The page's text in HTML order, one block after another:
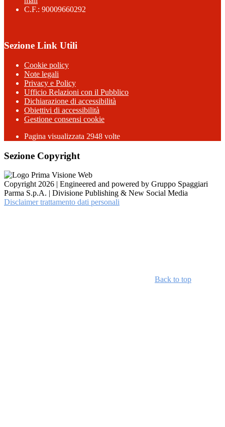
C.F.: 90009660292
Sezione Link Utili
Cookie policy
Note legali
Privacy e Policy
Ufficio Relazioni con il Pubblico
Dichiarazione di accessibilità
Obiettivi di accessibilità
Gestione consensi cookie
Pagina visualizzata 2948 volte
Sezione Copyright
Copyright 2026 | Engineered and powered by Gruppo Spaggiari
Parma S.p.A. | Divisione Publishing & New Social Media
Disclaimer trattamento dati personali
Back to top